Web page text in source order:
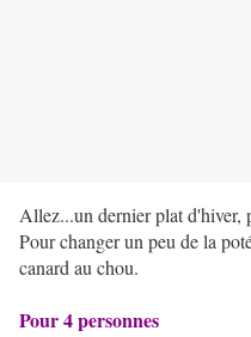
Allez...un dernier plat
Pour changer un peu de la
canard au chou.
Pour 4 personnes